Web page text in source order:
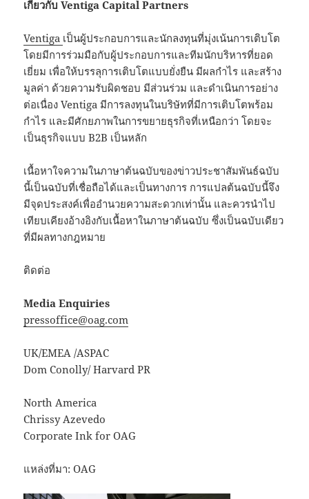
เกี่ยวกับ Ventiga Capital Partners
Ventiga เป็นผู้ประกอบการและนักลงทุนที่มุ่งเน้นการเติบโต
โดยมีการร่วมมือกับผู้ประกอบการและทีมนักบริหารที่ยอด
เยี่ยม เพื่อให้บรรลุการเติบโตแบบยั่งยืน มีผลกำไร และสร้าง
มูลค่า ด้วยความรับผิดชอบ มีส่วนร่วม และดำเนินการอย่าง
ต่อเนื่อง Ventiga มีการลงทุนในบริษัทที่มีการเติบโตพร้อม
กำไร และมีศักยภาพในการขยายธุรกิจที่เหนือกว่า โดยจะ
เป็นธุรกิจแบบ B2B เป็นหลัก
เนื้อหาใจความในภาษาต้นฉบับของข่าวประชาสัมพันธ์ฉบับ
นี้เป็นฉบับที่เชื่อถือได้และเป็นทางการ การแปลต้นฉบับนี้จึง
มีจุดประสงค์เพื่ออำนวยความสะดวกเท่านั้น และควรนำไป
เทียบเคียงอ้างอิงกับเนื้อหาในภาษาต้นฉบับ ซึ่งเป็นฉบับเดียว
ที่มีผลทางกฎหมาย
ติดต่อ
Media Enquiries
pressoffice@oag.com
UK/EMEA /ASPAC
Dom Conolly/ Harvard PR
North America
Chrissy Azevedo
Corporate Ink for OAG
แหล่งที่มา: OAG